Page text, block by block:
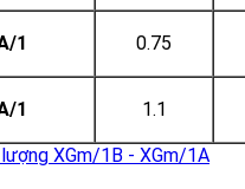
1 0.75
1 1.1